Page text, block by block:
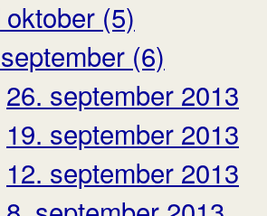
oktober (5)
september (6)
26. september 2013
19. september 2013
12. september 2013